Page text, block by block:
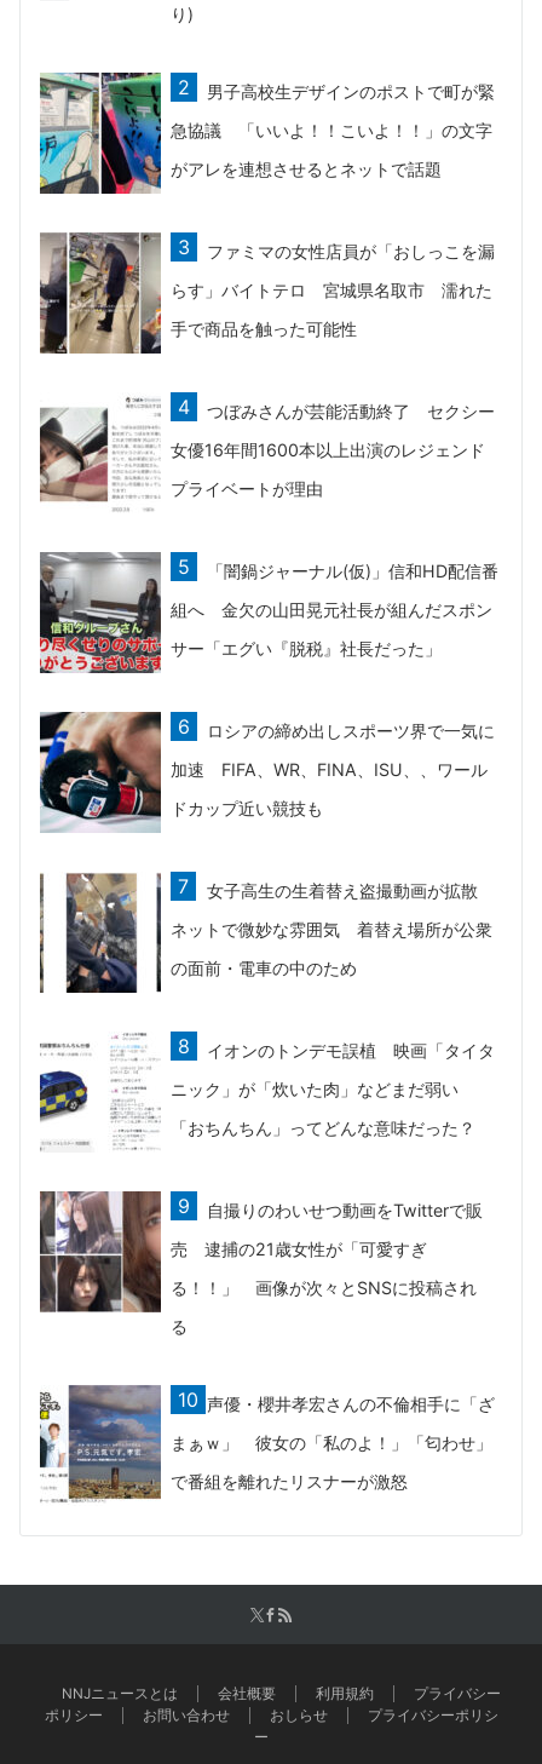
り)
男子高校生デザインのポストで町が緊
急協議 「いいよ！！こいよ！！」の文字
がアレを連想させるとネットで話題
ファミマの女性店員が「おしっこを漏
らす」バイトテロ 宮城県名取市 濡れた
手で商品を触った可能性
つぼみさんが芸能活動終了 セクシー
女優16年間1600本以上出演のレジェンド
プライベートが理由
「闇鍋ジャーナル(仮)」信和HD配信番
組へ 金欠の山田晃元社長が組んだスポン
サー「エグい『脱税』社長だった」
ロシアの締め出しスポーツ界で一気に
加速 FIFA、WR、FINA、ISU、、ワール
ドカップ近い競技も
女子高生の生着替え盗撮動画が拡散
ネットで微妙な雰囲気 着替え場所が公衆
の面前・電車の中のため
イオンのトンデモ誤植 映画「タイタ
ニック」が「炊いた肉」などまだ弱い
「おちんちん」ってどんな意味だった？
自撮りのわいせつ動画をTwitterで販
売 逮捕の21歳女性が「可愛すぎ
る！！」 画像が次々とSNSに投稿され
る
声優・櫻井孝宏さんの不倫相手に「ざ
まぁｗ」 彼女の「私のよ！」「匂わせ」
で番組を離れたリスナーが激怒
NNJニュースとは 会社概要 利用規約
プライバシー
ポリシー
お問い合わせ おしらせ
プライバシーポリシ
ー